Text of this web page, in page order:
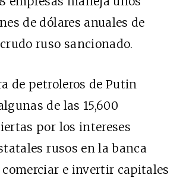
de dólares anuales de
ruso sancionado.
de petroleros de Putin
de las 15,600
por los intereses
rusos en la banca
e invertir capitales